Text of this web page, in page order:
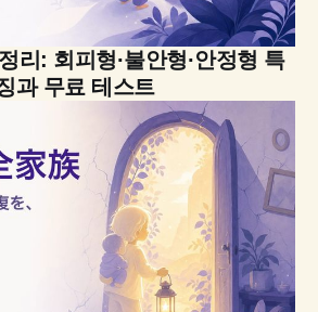
리: 회피형·불안형·안정형 특
과 무료 테스트